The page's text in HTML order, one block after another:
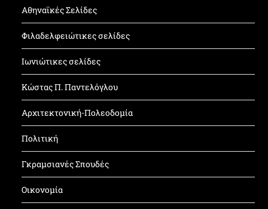
Αθηναϊκές Σελίδες
Φιλαδελφειώτικες σελίδες
Ιωνιώτικες σελίδες
Κώστας Π. Παντελόγλου
Αρχιτεκτονική-Πολεοδομία
Πολιτική
Γκραμσιανές Σπουδές
Οικονομία